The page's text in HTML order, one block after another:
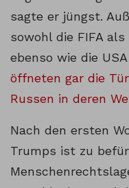
sagte er jüngst.
sowohl die FIFA
ebenso wie die
öffneten gar die
Russen in deren
Nach den ersten
Trumps ist zu